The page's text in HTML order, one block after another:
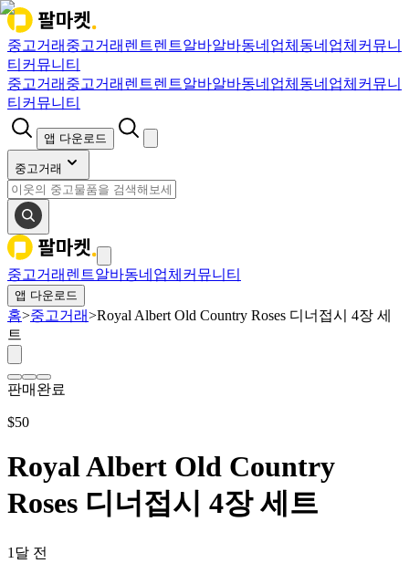
중고거래 중고거래 렌트렌트알바알바동네업체 동네업체 커뮤니
티 커뮤니티
중고거래 중고거래 렌트렌트알바알바동네업체 동네업체 커뮤니
티 커뮤니티
앱 다운로드
중고거래
중고거래 렌트알바동네업체 커뮤니티
앱 다운로드
홈>중고거래>Royal Albert Old Country Roses 디너접시 4장 세
트
판매완료
$50
Royal Albert Old Country
Roses 디너접시 4장 세트
1달 전